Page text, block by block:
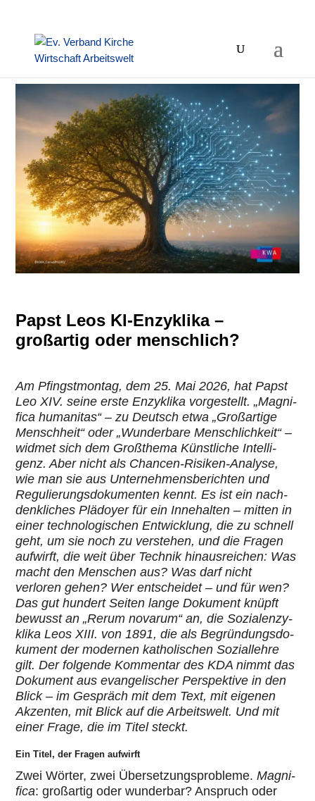
Papst Leos KI-Enzyklika –
großartig oder menschlich?
Am Pfingst­mon­tag, dem 25. Mai 2026, hat Papst
Leo XIV. seine erste Enzy­klika vor­ge­stellt. „Magni­
fica huma­ni­tas“ – zu Deutsch etwa „Groß­ar­tige
Mensch­heit“ oder „Wun­der­bare Mensch­lich­keit“ –
widmet sich dem Groß­thema Künst­li­che Intel­li­
genz. Aber nicht als Chancen-Risiken-Analyse,
wie man sie aus Unter­neh­mens­be­rich­ten und
Regu­lie­rungs­do­ku­men­ten kennt. Es ist ein nach­
denk­li­ches Plädoyer für ein Inne­hal­ten – mitten in
einer tech­no­lo­gi­schen Ent­wick­lung, die zu schnell
geht, um sie noch zu ver­ste­hen, und die Fragen
aufwirft, die weit über Technik hin­aus­rei­chen: Was
macht den Menschen aus? Was darf nicht
verloren gehen? Wer ent­schei­det – und für wen?
Das gut hundert Seiten lange Dokument knüpft
bewusst an „Rerum novarum“ an, die Sozi­al­enzy­
klika Leos XIII. von 1891, die als Begrün­dungs­do­
ku­ment der modernen katho­li­schen Sozi­al­lehre
gilt. Der folgende Kom­men­tar des KDA nimmt das
Dokument aus evan­ge­li­scher Per­spek­tive in den
Blick – im Gespräch mit dem Text, mit eigenen
Akzenten, mit Blick auf die Arbeits­welt. Und mit
einer Frage, die im Titel steckt.
Ein Titel, der Fragen aufwirft
Zwei Wörter, zwei Über­set­zungs­pro­bleme.Magni­
fica: groß­ar­tig oder wun­der­bar? Anspruch oder